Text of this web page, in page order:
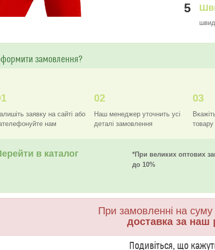
5
замовлення?
заявку на сайті або
нам
02
Наш менеджер уточнить усі
деталі замовлення
03
в каталог
*При великих оптових
до 10%
При замовленні на суму
доставка за наш
Подивіться, що